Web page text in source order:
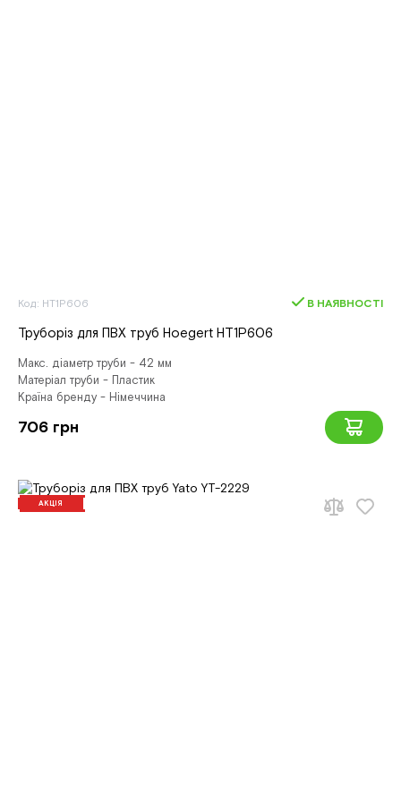
Код: HT1P606 В НАЯВНОСТІ
Труборіз для ПВХ труб Hoegert HT1P606
Макс. діаметр труби - 42 мм
Матеріал труби - Пластик
Країна бренду - Німеччина
706 грн
АКЦІЯ